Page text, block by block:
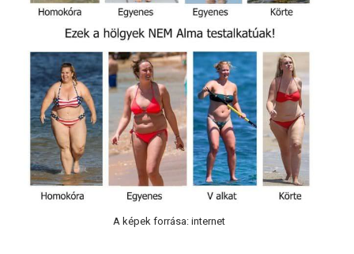
A képek forrása: internet